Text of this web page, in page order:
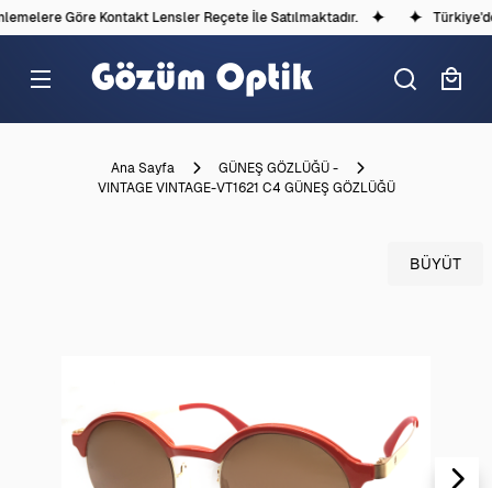
Göre Kontakt Lensler Reçete İle Satılmaktadır.
Ana Sayfa
GÜNEŞ GÖZLÜĞÜ -
VINTAGE VINTAGE-VT1621 C4 GÜNEŞ GÖZLÜĞÜ
BÜYÜT